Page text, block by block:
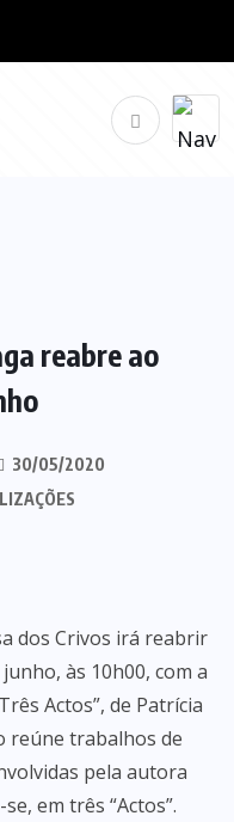
reabre ao
30/05/2020
dos Crivos irá reabrir
às 10h00, com a
Actos”, de Patrícia
reúne trabalhos de
pela autora
em três “Actos”.